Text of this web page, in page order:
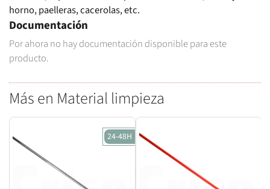
horno, paelleras, cacerolas, etc.
Documentación
Por ahora no hay documentación disponible para este
producto.
Más en Material limpieza
24-48H